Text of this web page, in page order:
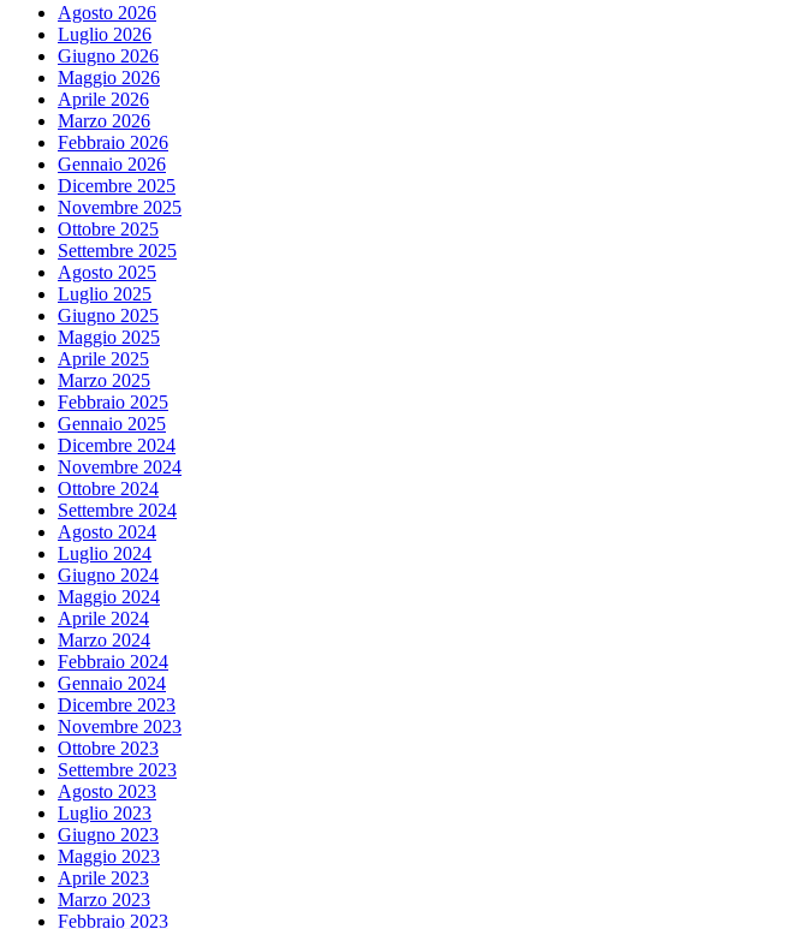
Agosto 2026
Luglio 2026
Giugno 2026
Maggio 2026
Aprile 2026
Marzo 2026
Febbraio 2026
Gennaio 2026
Dicembre 2025
Novembre 2025
Ottobre 2025
Settembre 2025
Agosto 2025
Luglio 2025
Giugno 2025
Maggio 2025
Aprile 2025
Marzo 2025
Febbraio 2025
Gennaio 2025
Dicembre 2024
Novembre 2024
Ottobre 2024
Settembre 2024
Agosto 2024
Luglio 2024
Giugno 2024
Maggio 2024
Aprile 2024
Marzo 2024
Febbraio 2024
Gennaio 2024
Dicembre 2023
Novembre 2023
Ottobre 2023
Settembre 2023
Agosto 2023
Luglio 2023
Giugno 2023
Maggio 2023
Aprile 2023
Marzo 2023
Febbraio 2023